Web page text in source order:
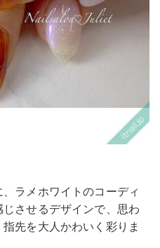
ラメホワイトのコーディ
させるデザインで、思わ
先を大人かわいく彩りま